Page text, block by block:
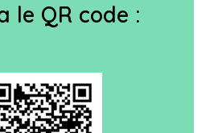
le QR code :